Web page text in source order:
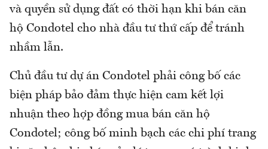
và quyền sử dụng đất có thời hạn khi bán căn
hộ Condotel cho nhà đầu tư thứ cấp để tránh
nhầm lẫn.
Chủ đầu tư dự án Condotel phải công bố các
biện pháp bảo đảm thực hiện cam kết lợi
nhuận theo hợp đồng mua bán căn hộ
Condotel; công bố minh bạch các chi phí trang